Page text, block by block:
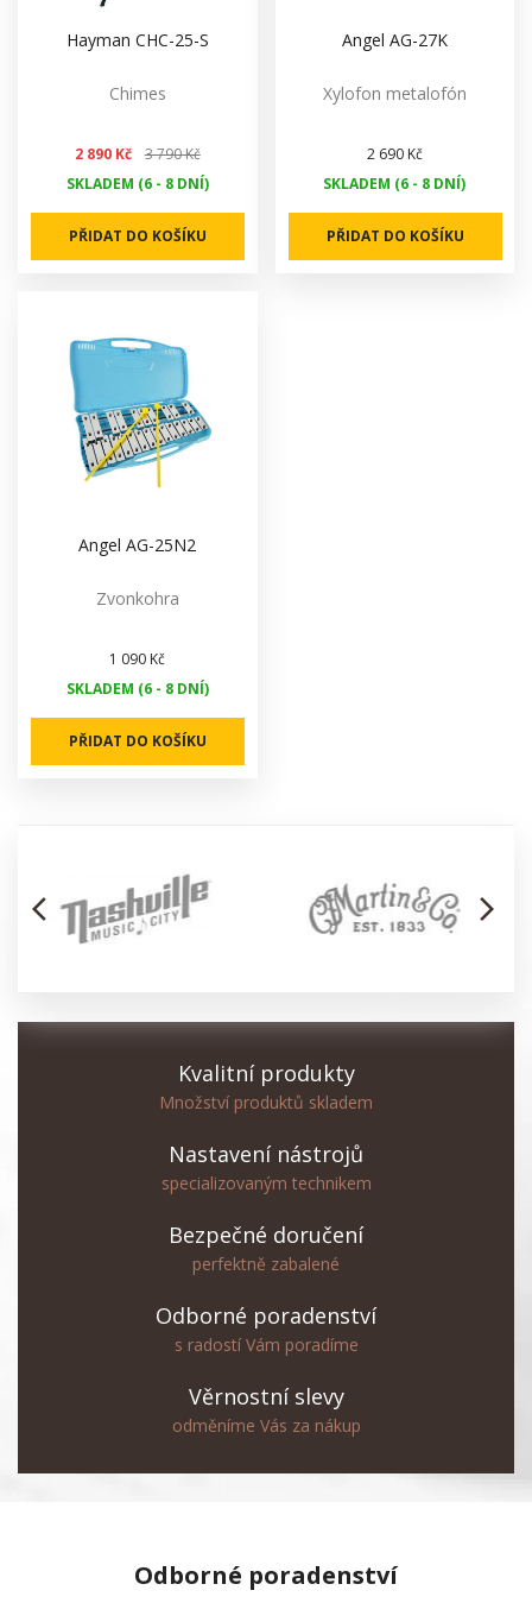
Hayman CHC-25-S
Chimes
2 890 Kč
3 790 Kč
SKLADEM (6 - 8 DNÍ)
PŘIDAT DO KOŠÍKU
Angel AG-27K
Xylofon metalofón
2 690 Kč
SKLADEM (6 - 8 DNÍ)
PŘIDAT DO KOŠÍKU
Angel AG-25N2
Zvonkohra
1 090 Kč
SKLADEM (6 - 8 DNÍ)
PŘIDAT DO KOŠÍKU
arrow_back_ios arrow_forward_ios
Kvalitní produkty
Množství produktů skladem
Nastavení nástrojů
specializovaným technikem
Bezpečné doručení
perfektně zabalené
Odborné poradenství
s radostí Vám poradíme
Věrnostní slevy
odměníme Vás za nákup
Odborné poradenství